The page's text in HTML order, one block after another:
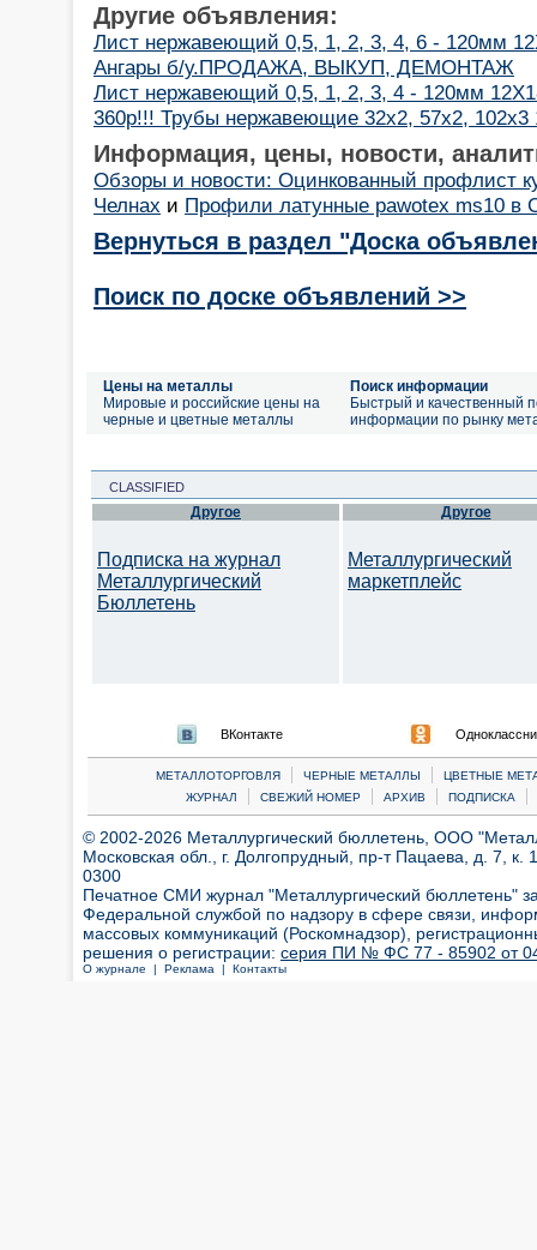
Другие объявления:
Лист нержавеющий 0,5, 1, 2, 3, 4, 6 - 120мм
Ангары б/у.ПРОДАЖА, ВЫКУП, ДЕМОНТАЖ
Лист нержавеющий 0,5, 1, 2, 3, 4 - 120мм
360р!!! Трубы нержавеющие 32х2, 57х2, 102х3
Информация, цены, новости,
Обзоры и новости: Оцинкованный профлист
Челнах и Профили латунные pawotex ms10 в
Вернуться в раздел "Доска
Поиск по доске объявлений >>
Цены на металлы
Мировые и российские цены на
черные и цветные металлы
Поиск информации
Быстрый и качественный
информации по рынку
CLASSIFIED
Другое
Подписка на журнал
Металлургический
Бюллетень
Другое
Металлургический
маркетплейс
ВКонтакте
МЕТАЛЛОТОРГОВЛЯ | ЧЕРНЫЕ МЕТАЛЛЫ |
ЦВЕТНЫЕ
ЖУРНАЛ
| СВЕЖИЙ НОМЕР | АРХИВ | ПОДПИСКА |
© 2002-2026 Металлургический бюллетень, ООО
Московская обл., г. Долгопрудный, пр-т Пацаева, д. 7,
0300
Печатное СМИ журнал "Металлургический бюллетень"
Федеральной службой по надзору в сфере связи,
массовых коммуникаций (Роскомнадзор),
решения о регистрации: серия ПИ № ФС 77 - 85902 от 04
О журнале | Реклама | Контакты